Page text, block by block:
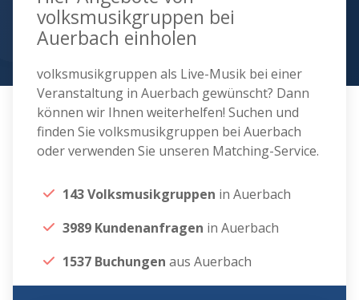
volksmusikgruppen bei
Auerbach einholen
volksmusikgruppen als Live-Musik bei einer
Veranstaltung in Auerbach gewünscht? Dann
können wir Ihnen weiterhelfen! Suchen und
finden Sie volksmusikgruppen bei Auerbach
oder verwenden Sie unseren Matching-Service.
143 Volksmusikgruppen in Auerbach
3989 Kundenanfragen in Auerbach
1537 Buchungen aus Auerbach